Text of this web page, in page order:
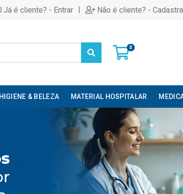
Já é cliente? - Entrar | Não é cliente? -
0
HIGIENE & BELEZA MATERIAL HOSPITALAR